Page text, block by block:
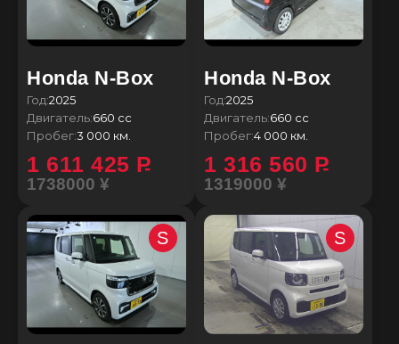
Honda N-Box
Год:2025
Двигатель:660 сс
Пробег:3 000 км.
1 611 425 P
1738000 ¥
Honda N-Box
Год:2025
Двигатель:660 сс
Пробег:4 000 км.
1 316 560 P
1319000 ¥
S S